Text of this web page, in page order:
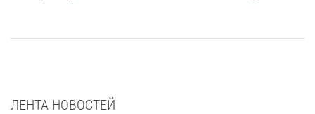
ЛЕНТА НОВОСТЕЙ